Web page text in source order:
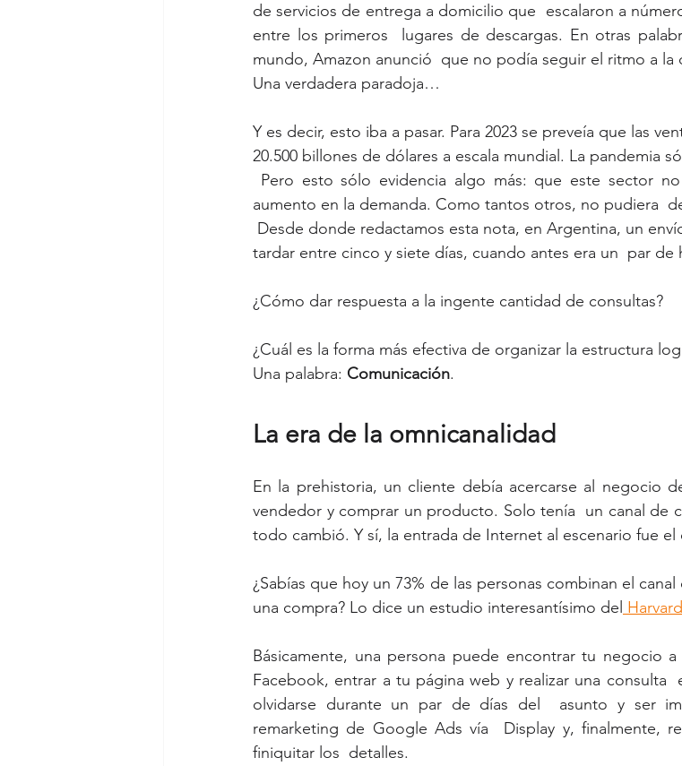
de servicios de entrega a domicilio que  escalaron a
entre los primeros  lugares de descargas. En otras
mundo, Amazon anunció  que no podía seguir el ritmo a la
Una verdadera paradoja…
Y es decir, esto iba a pasar. Para 2023 se preveía que las
20.500 billones de dólares a escala mundial. La pandemia
aumento en la demanda. Como tantos otros, no pudiera
tardar entre cinco y siete días, cuando antes era un  par de
¿Cómo dar respuesta a la ingente cantidad de consultas?
¿Cuál es la forma más efectiva de organizar la estructura
Una palabra: Comunicación.
La era de la omnicanalidad
En la prehistoria, un cliente debía acercarse al negocio
vendedor y comprar un producto. Solo tenía  un canal de
todo cambió. Y sí, la entrada de Internet al escenario fue el
¿Sabías que hoy un 73% de las personas combinan el
una compra? Lo dice un estudio interesantísimo del
Básicamente, una persona puede encontrar tu negocio
Facebook, entrar a tu página web y realizar una consulta
olvidarse durante un par de días del  asunto y ser
remarketing de Google Ads vía  Display y, finalmente,
finiquitar los  detalles.